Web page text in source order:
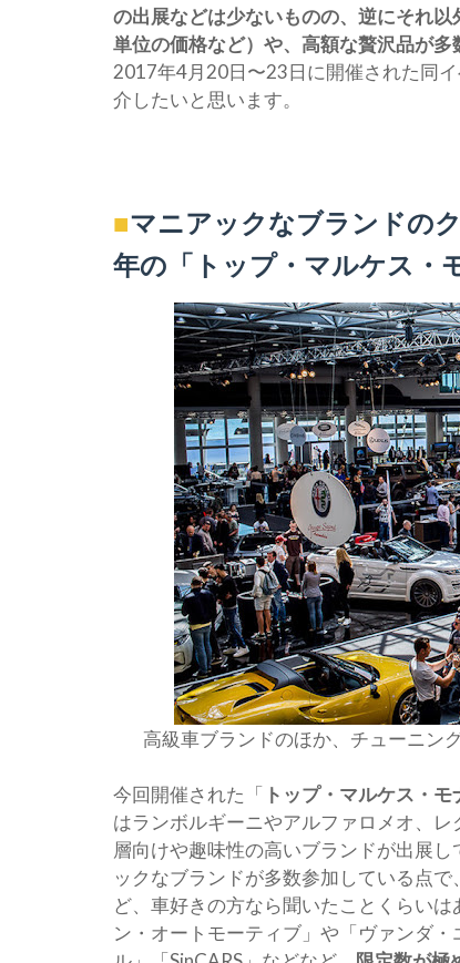
の出展などは少ないものの、逆にそれ
単位の価格など）や、高額な贅沢品が
2017年4月20日〜23日に開催された同
介したいと思います。
■マニアックなブランドの
年の「トップ・マルケス・
高級車ブランドのほか、チューニン
今回開催された「 トップ・マルケス・
はランボルギーニやアルファロメオ、
層向けや趣味性の高いブランドが出展
ックなブランドが多数参加している点
ど、車好きの方なら聞いたことくらい
ン・オートモーティブ」や「ヴァンダ